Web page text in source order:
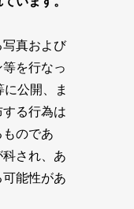
真および
を行なっ
公開、ま
る行為は
のであ
され、あ
能性があ